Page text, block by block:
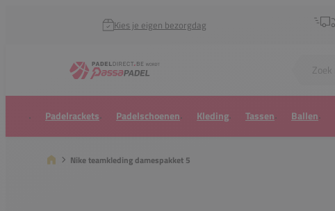
Kies je eigen bezorgdag
Padelrackets Padelschoenen Kleding Tassen Ballen
Nike teamkleding damespakket 5